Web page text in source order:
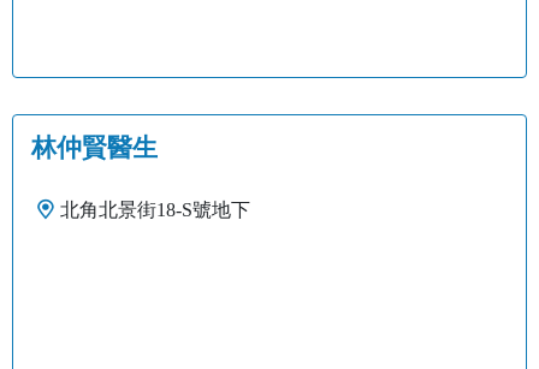
林仲賢醫生
北角北景街18-S號地下